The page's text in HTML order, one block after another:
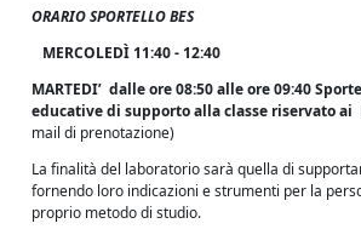
ORARIO SPORTELLO BES
MERCOLEDÌ 11:40 - 12:40
MARTEDI’ dalle ore 08:50 alle ore 09:40
educative di supporto alla classe riservato ai
mail di prenotazione)
La finalità del laboratorio sarà quella di
fornendo loro indicazioni e strumenti per la
proprio metodo di studio.